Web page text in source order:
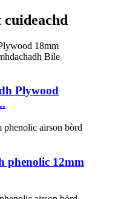
Plywood
phenolic 12mm